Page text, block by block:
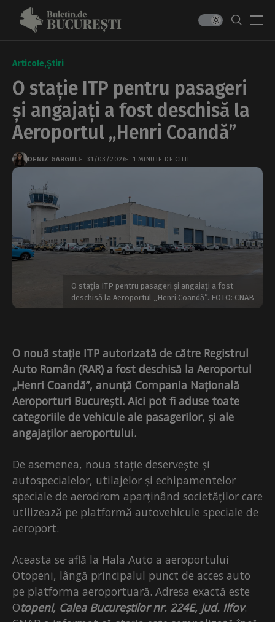
Articole Știri
O stație ITP pentru pasageri
și angajați a fost deschisă la
Aeroportul „Henri Coandă”
DENIZ GARGULI 31/03/2026 1 MINUTE DE CITIT
O stația ITP pentru pasageri și angajați a fost
deschisă la Aeroportul „Henri Coandă”. FOTO: CNAB
O nouă stație ITP autorizată de către Registrul
Auto Român (RAR) a fost deschisă la Aeroportul
„Henri Coandă”, anunță Compania Națională
Aeroporturi București. Aici pot fi aduse toate
categoriile de vehicule ale pasagerilor, și ale
angajaților aeroportului.
De asemenea, noua stație deservește și
autospecialelor, utilajelor și echipamentelor
speciale de aerodrom aparținând societăților care
utilizează pe platformă autovehicule speciale de
aeroport.
Aceasta se află la Hala Auto a aeroportului
Otopeni, lângă principalul punct de acces auto
pe platforma aeroportuară. Adresa exactă este
Otopeni, Calea Bucureștilor nr. 224E, jud. Ilfov.